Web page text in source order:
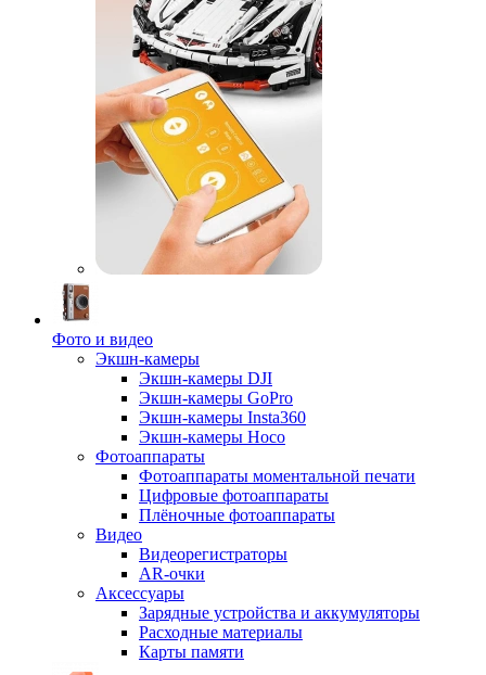
Фото и видео
Экшн-камеры
Экшн-камеры DJI
Экшн-камеры GoPro
Экшн-камеры Insta360
Экшн-камеры Hoco
Фотоаппараты
Фотоаппараты моментальной печати
Цифровые фотоаппараты
Плёночные фотоаппараты
Видео
Видеорегистраторы
AR-очки
Аксессуары
Зарядные устройства и аккумуляторы
Расходные материалы
Карты памяти